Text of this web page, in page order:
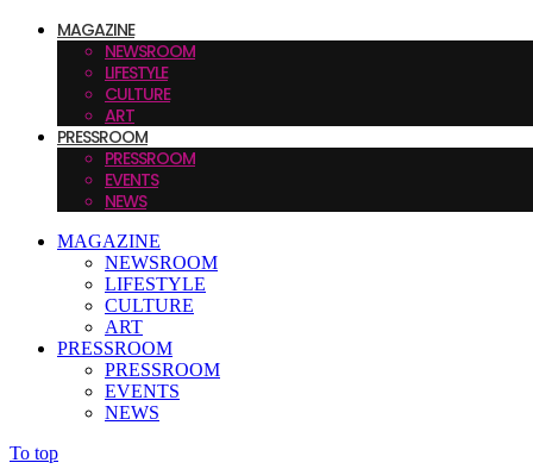
MAGAZINE
NEWSROOM
LIFESTYLE
CULTURE
ART
PRESSROOM
PRESSROOM
EVENTS
NEWS
MAGAZINE
NEWSROOM
LIFESTYLE
CULTURE
ART
PRESSROOM
PRESSROOM
EVENTS
NEWS
To top